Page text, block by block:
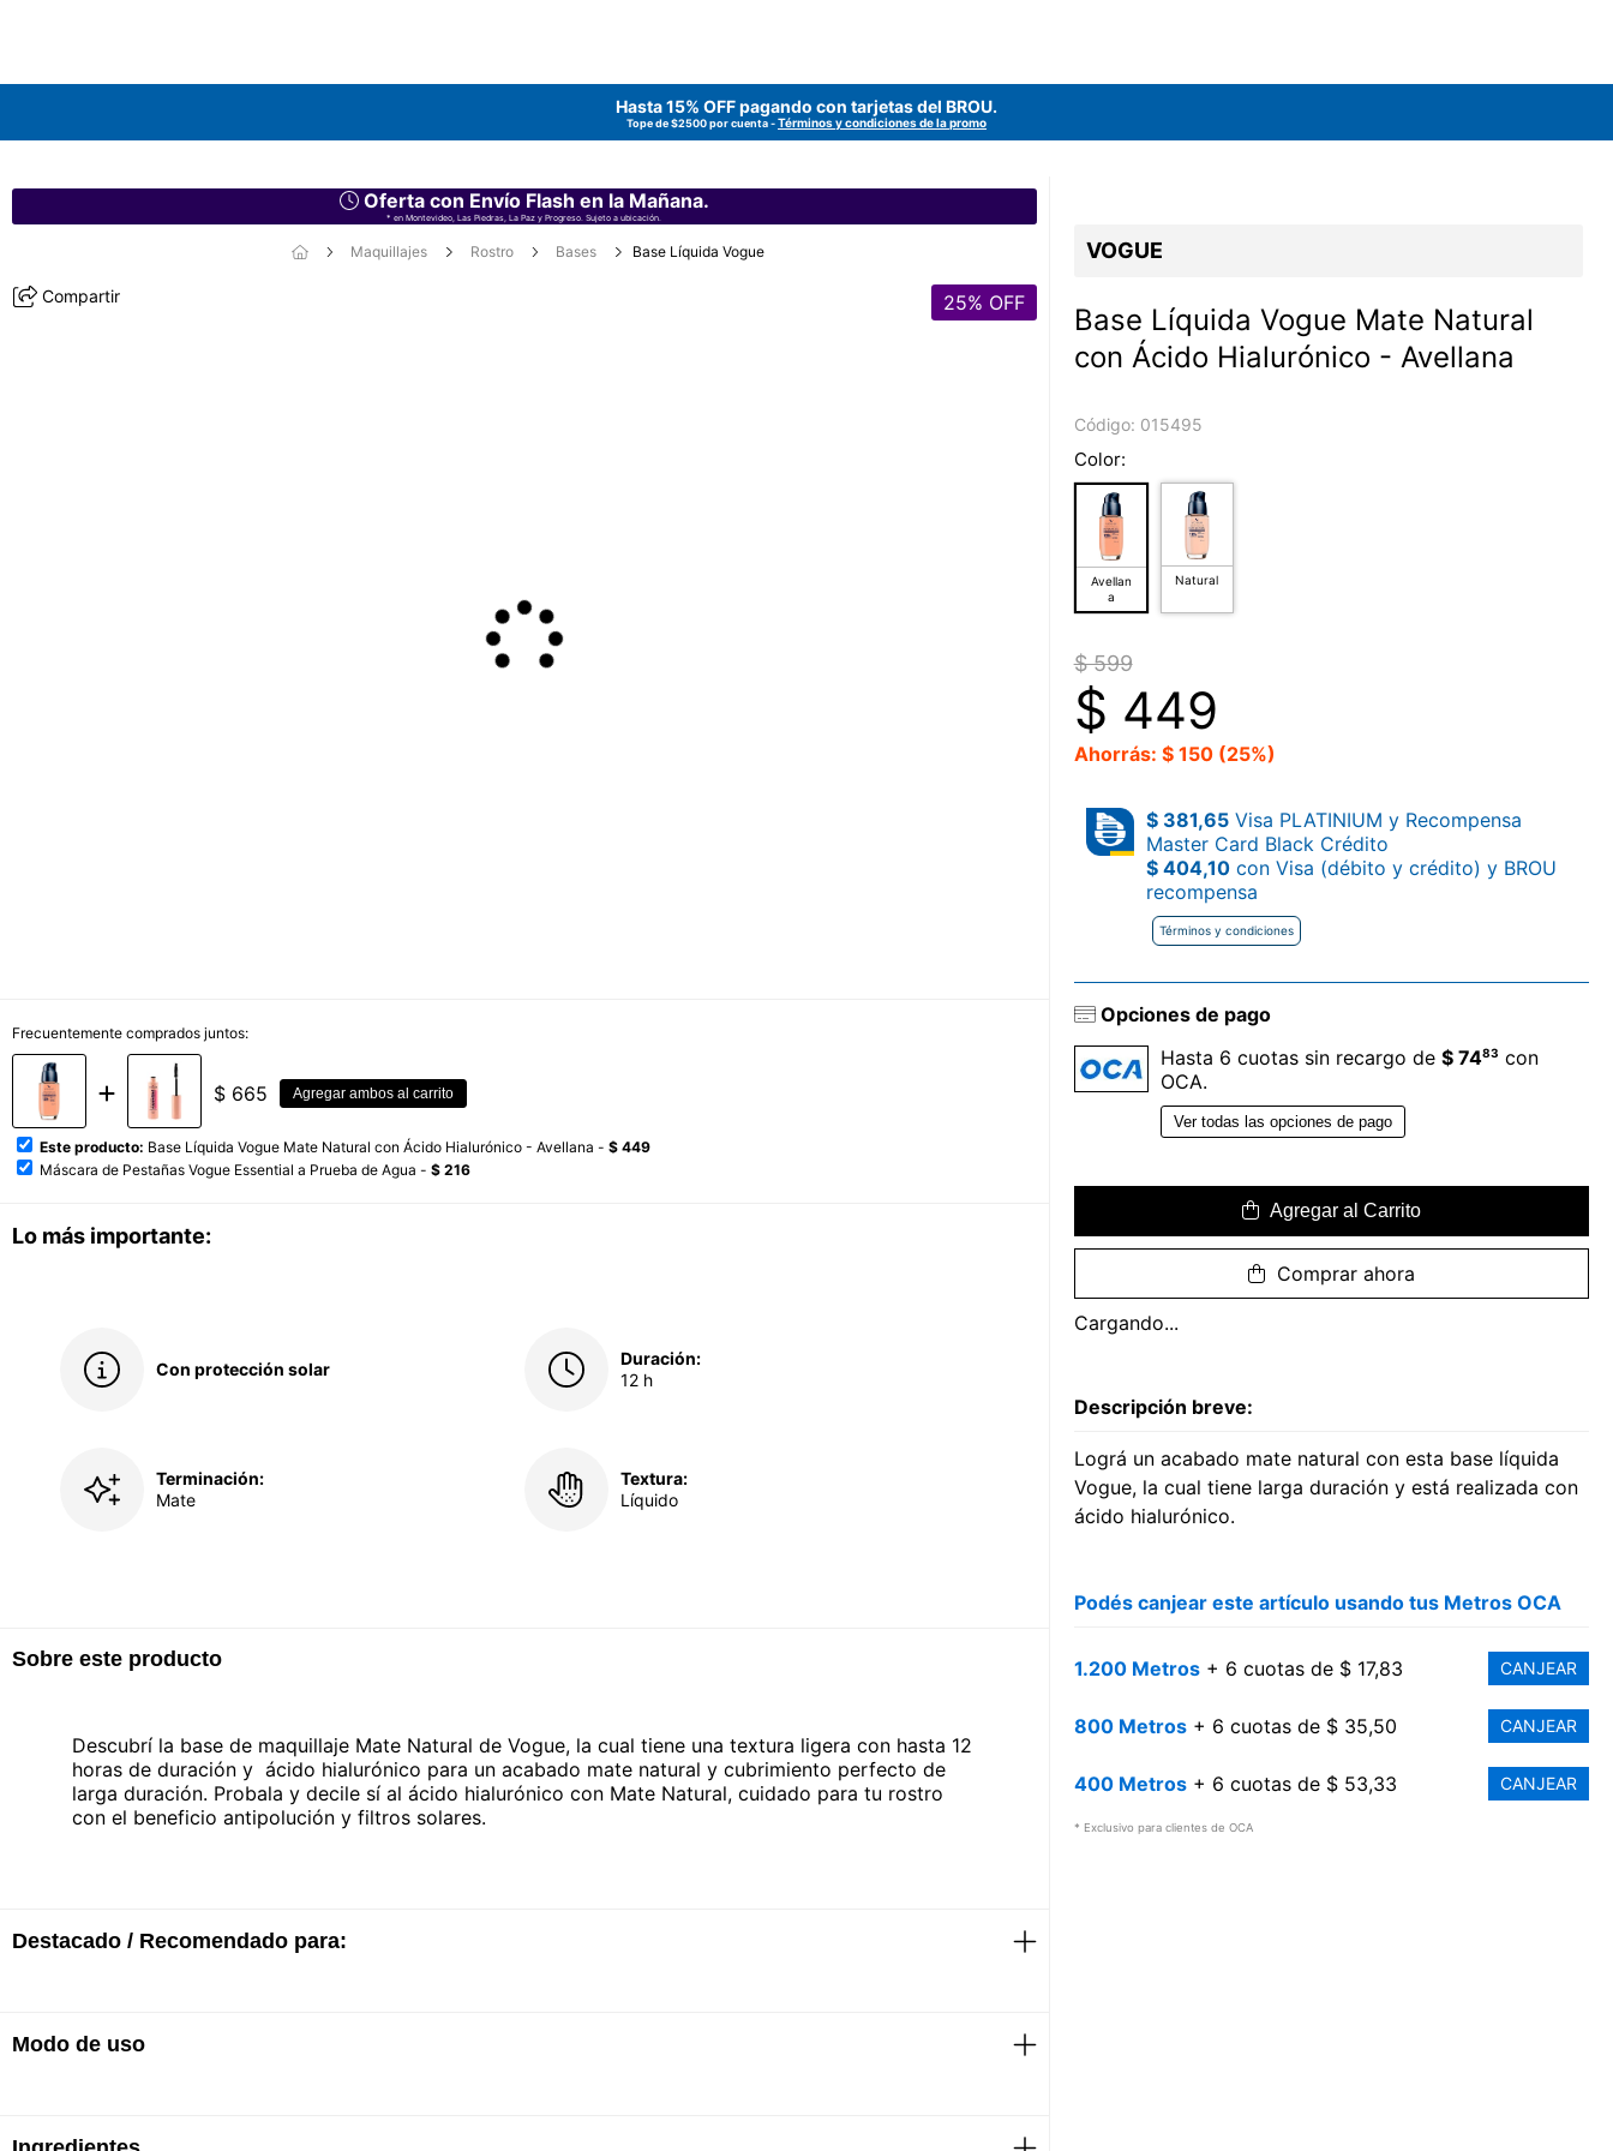
Hasta 15% OFF pagando con tarjetas del BROU.
Tope de $2500 por cuenta -Términos y condiciones de la promo
Oferta con Envío Flash en la Mañana.
* en Montevideo, Las Piedras, La Paz y Progreso. Sujeto a ubicación.
Maquillajes Rostro Bases Base Líquida Vogue
Compartir 25% OFF
Frecuentemente comprados juntos:
$ 665 Agregar ambos al carrito
Este producto: Base Líquida Vogue Mate Natural con Ácido Hialurónico - Avellana - $ 449
Máscara de Pestañas Vogue Essential a Prueba de Agua - $ 216
Lo más importante:
Con protección solar
Duración:
12 h
Terminación:
Mate
Textura:
Líquido
Sobre este producto
Descubrí la base de maquillaje Mate Natural de Vogue, la cual tiene una textura ligera con hasta 12
horas de duración y ácido hialurónico para un acabado mate natural y cubrimiento perfecto de
larga duración. Probala y decile sí al ácido hialurónico con Mate Natural, cuidado para tu rostro
con el beneficio antipolución y filtros solares.
Destacado / Recomendado para:
· Larga duración
· Acabado mate
Modo de uso
VOGUE
Base Líquida Vogue Mate Natural
con Ácido Hialurónico - Avellana
Código: 015495
Color:
Avellan
a
Natural
$ 599
$ 449
Ahorrás: $ 150 (25%)
$ 381,65Visa PLATINIUM y Recompensa
Master Card Black Crédito
$ 404,10con Visa (débito y crédito) y BROU
recompensa
Términos y condiciones
Opciones de pago
Hasta 6 cuotas sin recargo de $ 7483 con
OCA.
Ver todas las opciones de pago
Agregar al Carrito
Comprar ahora
Cargando...
Descripción breve:
Lográ un acabado mate natural con esta base líquida
Vogue, la cual tiene larga duración y está realizada con
ácido hialurónico.
Podés canjear este artículo usando tus Metros OCA
1.200 Metros+ 6 cuotas de $ 17,83 CANJEAR
800 Metros+ 6 cuotas de $ 35,50 CANJEAR
400 Metros+ 6 cuotas de $ 53,33 CANJEAR
* Exclusivo para clientes de OCA